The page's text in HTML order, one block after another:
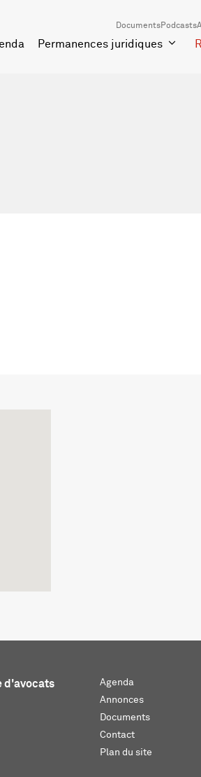
DocumentsPodcasts
Permanences juridiques
d'avocats
Agenda
Annonces
Documents
Contact
Plan du site